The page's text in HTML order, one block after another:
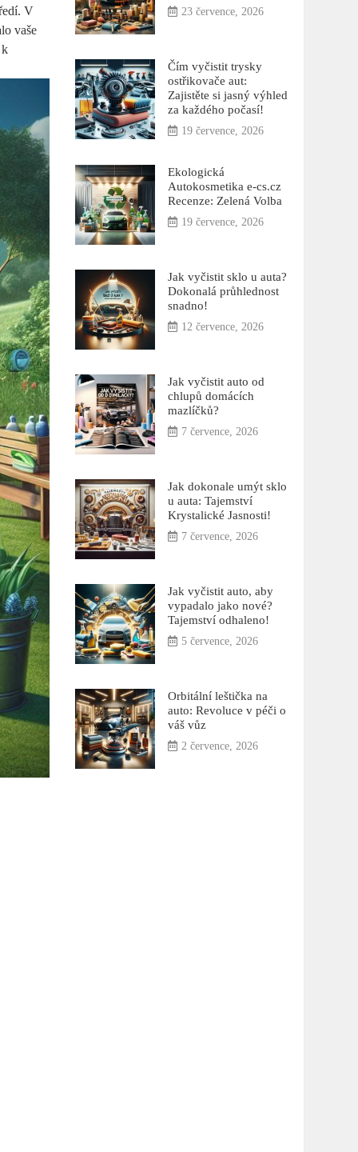
V
vaše
k
23 července, 2026
Čím vyčistit trysky
ostřikovače aut:
Zajistěte si jasný výhled
za každého počasí!
19 července, 2026
Ekologická
Autokosmetika e-cs.cz
Recenze: Zelená Volba
19 července, 2026
Jak vyčistit sklo u auta?
Dokonalá průhlednost
snadno!
12 července, 2026
Jak vyčistit auto od
chlupů domácích
mazlíčků?
7 července, 2026
Jak dokonale umýt sklo
u auta: Tajemství
Krystalické Jasnosti!
7 července, 2026
Jak vyčistit auto, aby
vypadalo jako nové?
Tajemství odhaleno!
5 července, 2026
Orbitální leštička na
auto: Revoluce v péči o
váš vůz
2 července, 2026